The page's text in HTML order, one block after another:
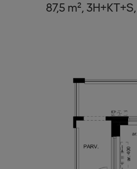
87,5 m²,